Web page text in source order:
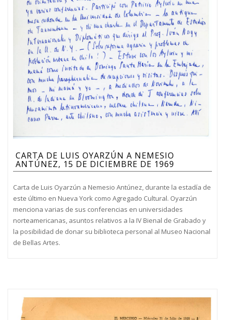
CARTA DE LUIS OYARZÚN A NEMESIO
ANTÚNEZ, 15 DE DICIEMBRE DE 1969
Carta de Luis Oyarzún a Nemesio Antúnez, durante la estadía de
este último en Nueva York como Agregado Cultural. Oyarzún
menciona varias de sus conferencias en universidades
norteamericanas, asuntos relativos a la IV Bienal de Grabado y
la posibilidad de donar su biblioteca personal al Museo Nacional
de Bellas Artes.